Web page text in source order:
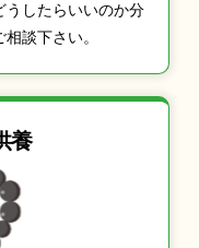
うしたらいいのか分
談下さい。
養